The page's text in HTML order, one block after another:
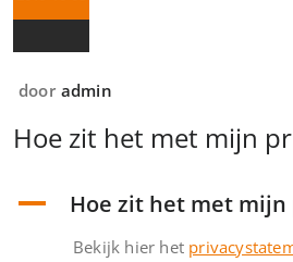
door admin
Hoe zit het met mijn
A Hoe zit het met mijn
Bekijk hier het